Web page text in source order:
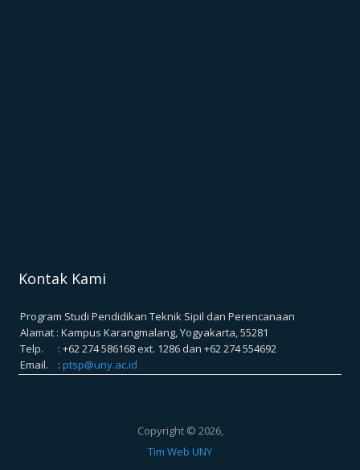
Kontak Kami
Program Studi Pendidikan Teknik Sipil dan Perencanaan
Alamat : Kampus Karangmalang, Yogyakarta, 55281
Telp. : +62 274 586168 ext. 1286 dan +62 274 554692
Email. :ptsp@uny.ac.id
Copyright © 2026,
Tim Web UNY